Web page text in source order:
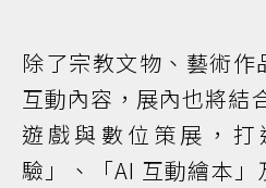
除了宗教文物、藝術作
互動內容，展內也將結
遊戲與數位策展，
驗」、「AI 互動繪本